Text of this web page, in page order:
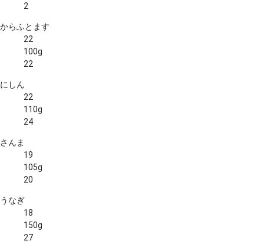
2
からふとます
22
100g
22
にしん
22
110g
24
さんま
19
105g
20
うなぎ
18
150g
27